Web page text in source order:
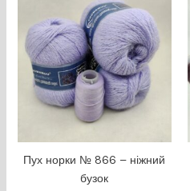
Пух норки № 866 – ніжний
бузок